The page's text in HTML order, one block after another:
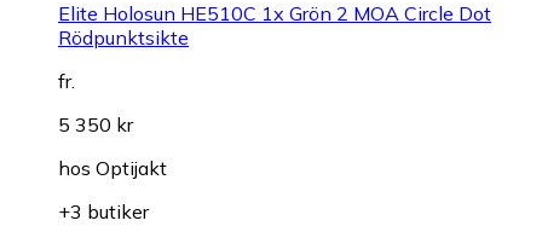
Elite Holosun HE510C 1x Grön 2 MOA Circle Dot
Rödpunktsikte
fr.
5 350 kr
hos Optijakt
+3 butiker